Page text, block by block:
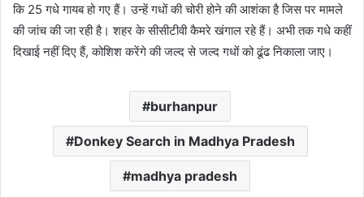
कि 25 गधे गायब हो गए हैं। उन्हें गधों की चोरी होने की आशंका है जिस पर मामले
की जांच की जा रही है। शहर के सीसीटीवी कैमरे खंगाल रहे हैं। अभी तक गधे कहीं
दिखाई नहीं दिए हैं, कोशिश करेंगे की जल्द से जल्द गधों को ढूंढ निकाला जाए।
burhanpur
Donkey Search in Madhya Pradesh
madhya pradesh